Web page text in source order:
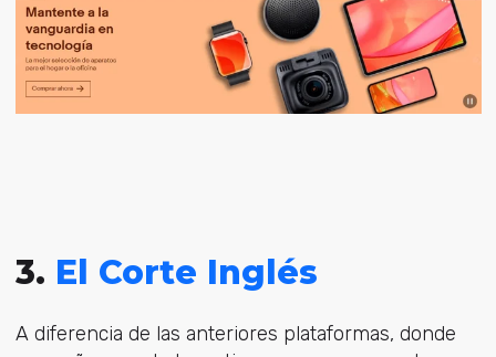
3. El Corte Inglés
A diferencia de las anteriores plataformas, donde